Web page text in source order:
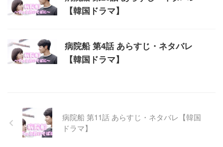
【韓国ドラマ】
病院船 第4話 あらすじ・ネタバレ
【韓国ドラマ】
病院船 第11話 あらすじ・ネタバレ【韓国
ドラマ】